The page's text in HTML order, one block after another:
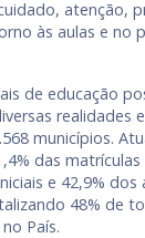
atenção,
às aulas e no
de educação
realidades
municípios.
das
e 42,9% dos
48% de
País.